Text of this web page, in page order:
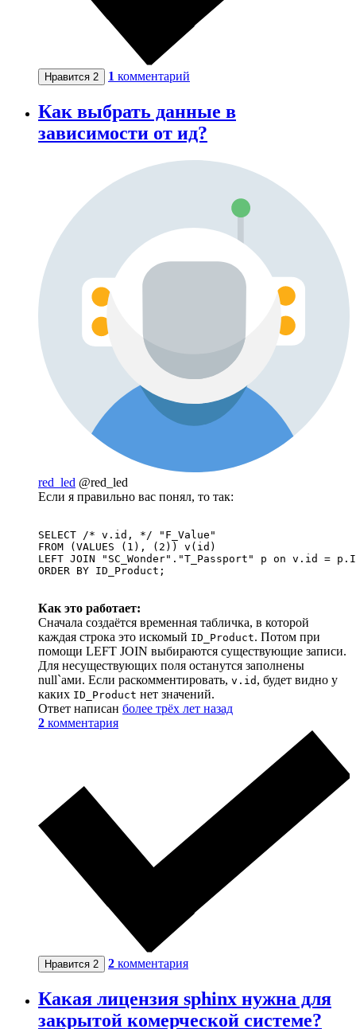
Нравится 2 1 комментарий
Как выбрать данные в
зависимости от ид?
red_led @red_led
Если я правильно вас понял, то так:
SELECT /* v.id, */ "F_Value"
FROM (VALUES (1), (2)) v(id)
LEFT JOIN "SC_Wonder"."T_Passport" p on v.id =
ORDER BY ID_Product;
Как это работает:
Сначала создаётся временная табличка, в которой
каждая строка это искомый ID_Product. Потом при
помощи LEFT JOIN выбираются существующие записи.
Для несуществующих поля останутся заполнены
null`ами. Если раскомментировать, v.id , будет видно у
каких ID_Product нет значений.
Ответ написан более трёх лет назад
2 комментария
Нравится 2 2 комментария
Какая лицензия sphinx нужна для
закрытой комерческой системе?